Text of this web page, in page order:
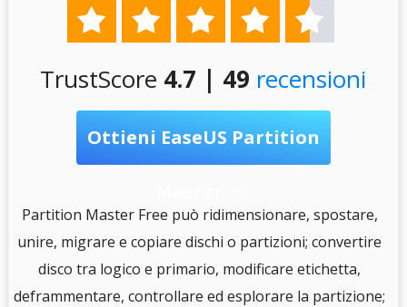
    
TrustScore 4.7 | 49 recensioni
Ottieni EaseUS Partition
Partition Master Free può ridimensionare, spostare,
unire, migrare e copiare dischi o partizioni; convertire
disco tra logico e primario, modificare etichetta,
deframmentare, controllare ed esplorare la partizione;